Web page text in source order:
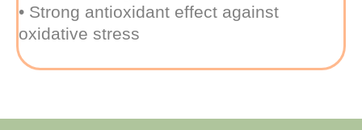
• Strong antioxidant effect against
oxidative stress